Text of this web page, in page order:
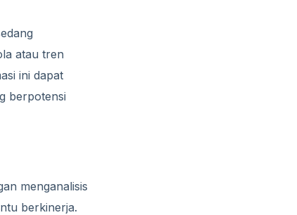
atau tren
ini dapat
berpotensi
menganalisis
berkinerja.